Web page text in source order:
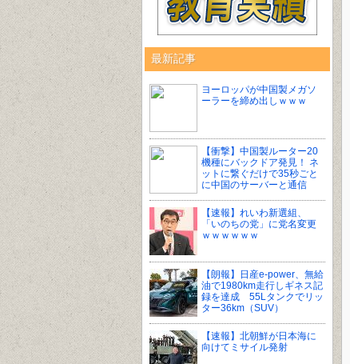
最新記事
ヨーロッパが中国製メガソ
ーラーを締め出しｗｗｗ
【衝撃】中国製ルーター20
機種にバックドア発見！ ネ
ットに繋ぐだけで35秒ごと
に中国のサーバーと通信
【速報】れいわ新選組、
「いのちの党」に党名変更
ｗｗｗｗｗｗ
【朗報】日産e-power、無給
油で1980km走行しギネス記
録を達成 55Lタンクでリッ
ター36km（SUV）
【速報】北朝鮮が日本海に
向けてミサイル発射